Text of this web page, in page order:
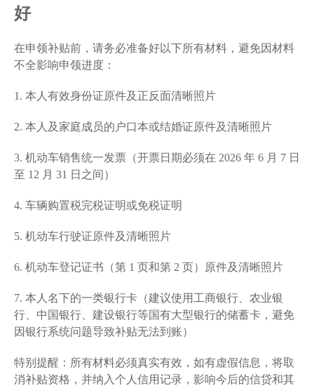
好
在申领补贴前，请务必准备好以下所有材料，避免因材料
不全影响申领进度：
1. 本人有效身份证原件及正反面清晰照片
2. 本人及家庭成员的户口本或结婚证原件及清晰照片
3. 机动车销售统一发票（开票日期必须在 2026 年 6 月 7 日
至 12 月 31 日之间）
4. 车辆购置税完税证明或免税证明
5. 机动车行驶证原件及清晰照片
6. 机动车登记证书（第 1 页和第 2 页）原件及清晰照片
7. 本人名下的一类银行卡（建议使用工商银行、农业银
行、中国银行、建设银行等国有大型银行的储蓄卡，避免
因银行系统问题导致补贴无法到账）
特别提醒：所有材料必须真实有效，如有虚假信息，将取
消补贴资格，并纳入个人信用记录，影响今后的信贷和其